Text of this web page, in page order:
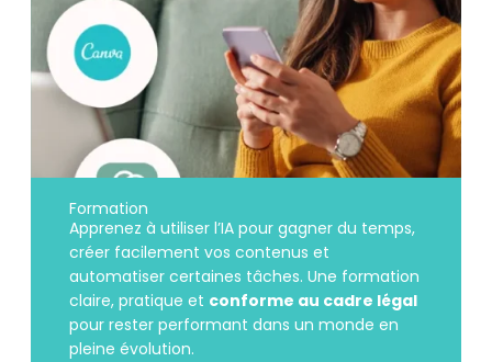
Formation
Apprenez à utiliser l’IA pour gagner du temps,
créer facilement vos contenus et
automatiser certaines tâches. Une formation
claire, pratique et conforme au cadre légal
pour rester performant dans un monde en
pleine évolution.